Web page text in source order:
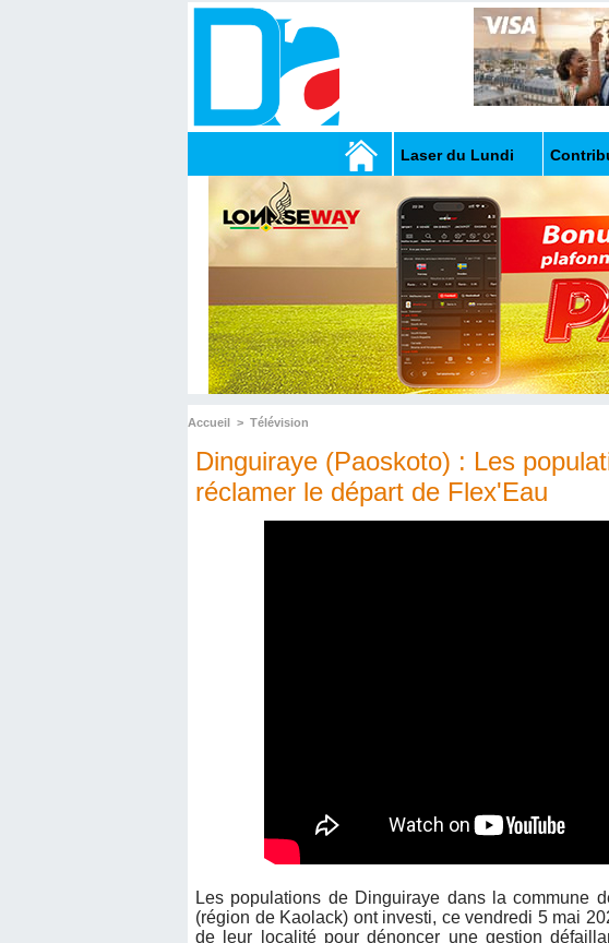
Laser du Lundi
Accueil > Télévision
Dinguiraye (Paoskoto) : Les
réclamer le départ de Flex'Eau
Les populations de Dinguiraye dans la commune
(région de Kaolack) ont investi, ce vendredi 5 mai
de leur localité pour dénoncer une gestion